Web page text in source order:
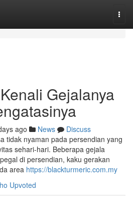
Gejalanya
ago News
Discuss
tidak nyaman pada persendian yang
sehari-hari. Beberapa gejala
di persendian, kaku gerakan
area https://blackturmeric.com.my
Upvoted